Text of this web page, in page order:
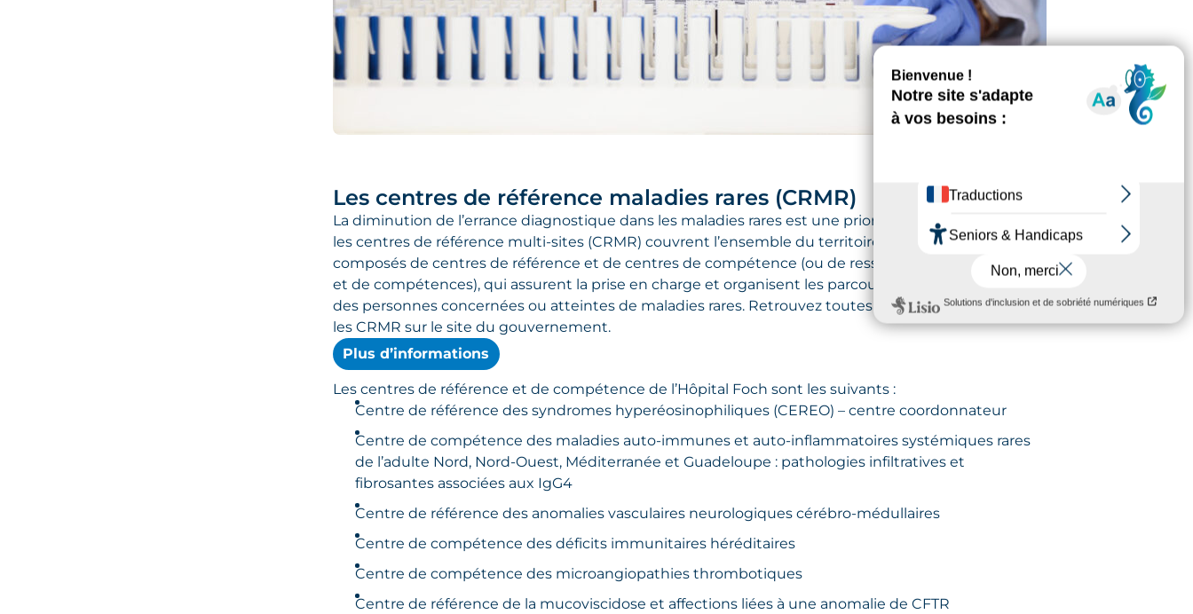
Les centres de référence maladies rares (CRMR)
La diminution de l’errance diagnostique dans les maladies rares est une priorité nationale. Pour cela,
les centres de référence multi-sites (CRMR) couvrent l’ensemble du territoire national. Ils sont
composés de centres de référence et de centres de compétence (ou de ressources
et de compétences), qui assurent la prise en charge et organisent les parcours de santé
des personnes concernées ou atteintes de maladies rares. Retrouvez toutes les informations sur
les CRMR sur le site du gouvernement.
Plus d’informations
Les centres de référence et de compétence de l’Hôpital Foch sont les suivants :
Centre de référence des syndromes hyperéosinophiliques (CEREO) – centre coordonnateur
Centre de compétence des maladies auto-immunes et auto-inflammatoires systémiques rares
de l’adulte Nord, Nord-Ouest, Méditerranée et Guadeloupe : pathologies infiltratives et
fibrosantes associées aux IgG4
Centre de référence des anomalies vasculaires neurologiques cérébro-médullaires
Centre de compétence des déficits immunitaires héréditaires
Centre de compétence des microangiopathies thrombotiques
Centre de référence de la mucoviscidose et affections liées à une anomalie de CFTR